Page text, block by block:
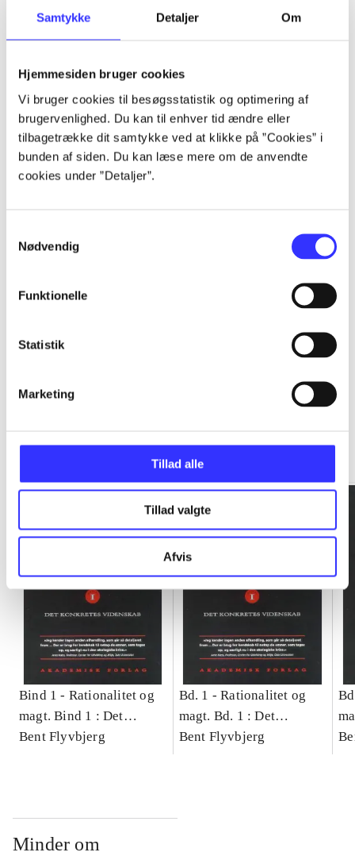
Samtykke Detaljer Om
Hjemmesiden bruger cookies
Vi bruger cookies til besøgsstatistik og optimering af
brugervenlighed. Du kan til enhver tid ændre eller
tilbagetrække dit samtykke ved at klikke på ”Cookies” i
bunden af siden. Du kan læse mere om de anvendte
cookies under ”Detaljer”.
Nødvendig
Funktionelle
Statistik
Marketing
Tillad alle
Tillad valgte
Afvis
Artikler
...
...
...
...
Gå til serien
Bind 1 - Rationalitet og
magt. Bind 1 : Det
konkretes videnskab
Bent Flyvbjerg
Bd. 1 -Rationalitet og
magt. Bd. 1 : Det
konkretes videnskab
Bent Flyvbjerg
Minder om